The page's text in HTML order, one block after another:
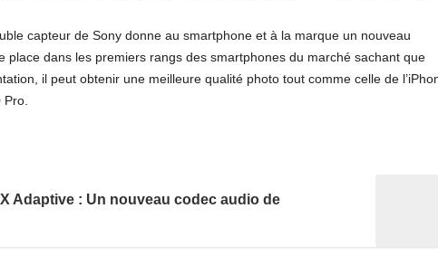
capteur de Sony donne au smartphone et à la marque un nouveau
place dans les premiers rangs des smartphones du marché sachant que
il peut obtenir une meilleure qualité photo tout comme celle de
Adaptive : Un nouveau codec audio de